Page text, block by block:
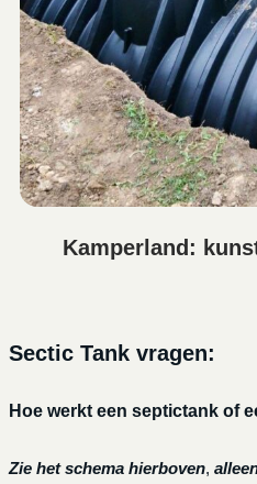
Kamperland:
Sectic Tank vragen:
Hoe werkt een septictank of
Zie het schema hierboven,